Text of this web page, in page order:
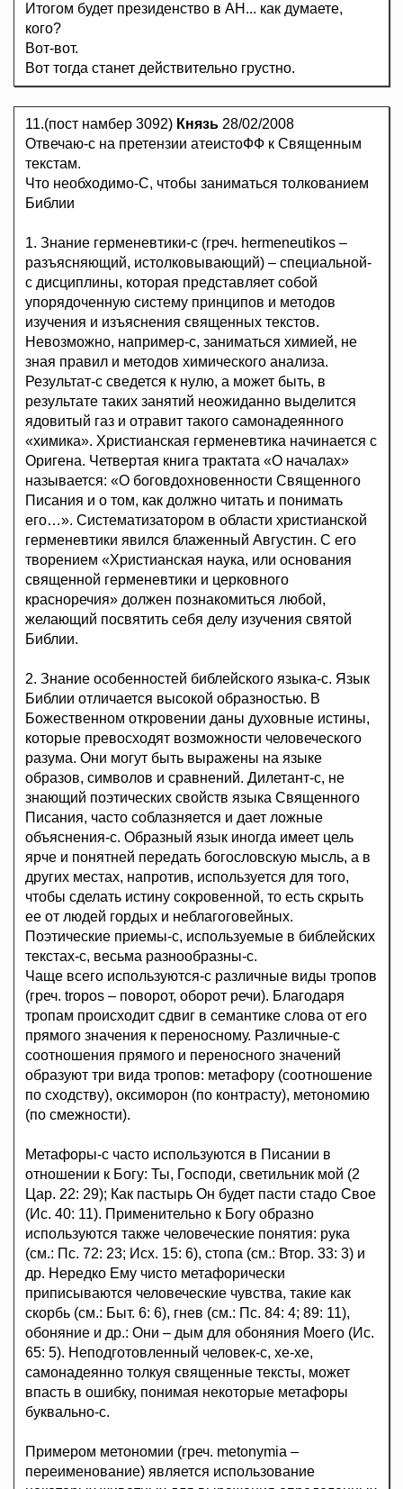
Итогом будет президенство в АН... как думаете,
кого?
Вот-вот.
Вот тогда станет действительно грустно.
11.(пост намбер 3092) Князь 28/02/2008
Отвечаю-с на претензии атеистоФФ к Священным
текстам.
Что необходимо-С, чтобы заниматься толкованием
Библии
1. Знание герменевтики-с (греч. hermeneutikos –
разъясняющий, истолковывающий) – специальной-
с дисциплины, которая представляет собой
упорядоченную систему принципов и методов
изучения и изъяснения священных текстов.
Невозможно, например-с, заниматься химией, не
зная правил и методов химического анализа.
Результат-с сведется к нулю, а может быть, в
результате таких занятий неожиданно выделится
ядовитый газ и отравит такого самонадеянного
«химика». Христианская герменевтика начинается с
Оригена. Четвертая книга трактата «О началах»
называется: «О боговдохновенности Священного
Писания и о том, как должно читать и понимать
его…». Систематизатором в области христианской
герменевтики явился блаженный Августин. С его
творением «Христианская наука, или основания
священной герменевтики и церковного
красноречия» должен познакомиться любой,
желающий посвятить себя делу изучения святой
Библии.
2. Знание особенностей библейского языка-с. Язык
Библии отличается высокой образностью. В
Божественном откровении даны духовные истины,
которые превосходят возможности человеческого
разума. Они могут быть выражены на языке
образов, символов и сравнений. Дилетант-с, не
знающий поэтических свойств языка Священного
Писания, часто соблазняется и дает ложные
объяснения-с. Образный язык иногда имеет цель
ярче и понятней передать богословскую мысль, а в
других местах, напротив, используется для того,
чтобы сделать истину сокровенной, то есть скрыть
ее от людей гордых и неблагоговейных.
Поэтические приемы-с, используемые в библейских
текстах-с, весьма разнообразны-с.
Чаще всего используются-с различные виды тропов
(греч. tropos – поворот, оборот речи). Благодаря
тропам происходит сдвиг в семантике слова от его
прямого значения к переносному. Различные-с
соотношения прямого и переносного значений
образуют три вида тропов: метафору (соотношение
по сходству), оксиморон (по контрасту), метономию
(по смежности).
Метафоры-с часто используются в Писании в
отношении к Богу: Ты, Господи, светильник мой (2
Цар. 22: 29); Как пастырь Он будет пасти стадо Свое
(Ис. 40: 11). Применительно к Богу образно
используются также человеческие понятия: рука
(см.: Пс. 72: 23; Исх. 15: 6), стопа (см.: Втор. 33: 3) и
др. Нередко Ему чисто метафорически
приписываются человеческие чувства, такие как
скорбь (см.: Быт. 6: 6), гнев (см.: Пс. 84: 4; 89: 11),
обоняние и др.: Они – дым для обоняния Моего (Ис.
65: 5). Неподготовленный человек-с, хе-хе,
самонадеянно толкуя священные тексты, может
впасть в ошибку, понимая некоторые метафоры
буквально-с.
Примером метономии (греч. metonymia –
переименование) является использование